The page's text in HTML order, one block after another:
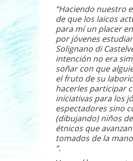
“Haciendo nuestro
de que los laicos
para mí un placer
por jóvenes
Solignano di
intención no era
soñar con que
el fruto de su
hacerles participar
iniciativas para los
espectadores sino
(dibujando) niños
étnicos que
tomados de la
“.